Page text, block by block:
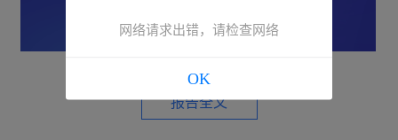
报告全文
网络请求出错，请检查网络
OK